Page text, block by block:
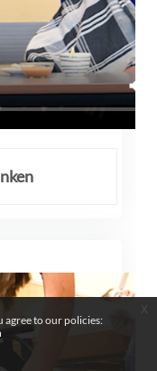
agree to our policies: